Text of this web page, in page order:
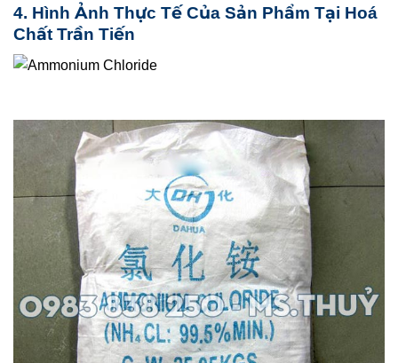
4. Hình Ảnh Thực Tế Của Sản Phẩm Tại Hoá
Chất Trần Tiến